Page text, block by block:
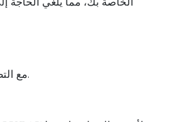
باستخدام REST API، يمكنك دمج Salesforce مع التطبيق الخاص بك اعتمادًا على المتطلبات.